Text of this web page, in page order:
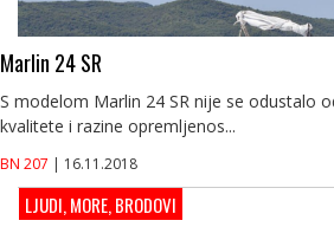
Marlin 24 SR
S modelom Marlin 24 SR nije se odustalo
kvalitete i razine opremljenos...
BN 207 | 16.11.2018
LJUDI, MORE, BRODOVI